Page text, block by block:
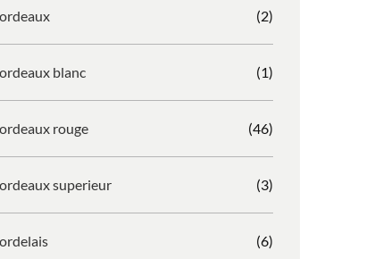
(2)
blanc (1)
rouge (46)
superieur (3)
(6)